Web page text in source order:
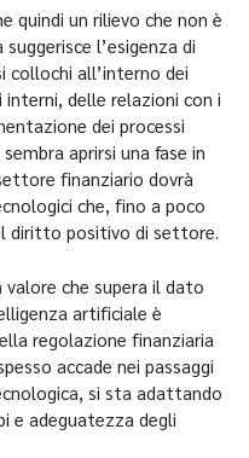
quindi un rilievo che non è
l’esigenza di
collochi all’interno dei
delle relazioni con i
dei processi
aprirsi una fase in
finanziario dovrà
che, fino a poco
diritto positivo di settore.
valore che supera il dato
artificiale è
regolazione finanziaria
accade nei passaggi
si sta adattando
e adeguatezza degli